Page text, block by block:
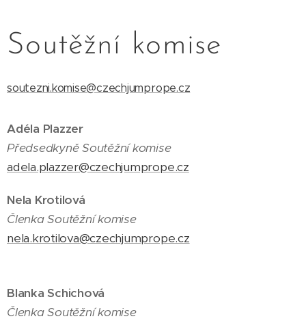
Soutěžní komise
soutezni.komise@czechjumprope.cz
Adéla Plazzer
Předsedkyně Soutěžní komise
adela.plazzer@czechjumprope.cz
Nela Krotilová
Členka Soutěžní komise
nela.krotilova@czechjumprope.cz
Blanka Schichová
Členka Soutěžní komise